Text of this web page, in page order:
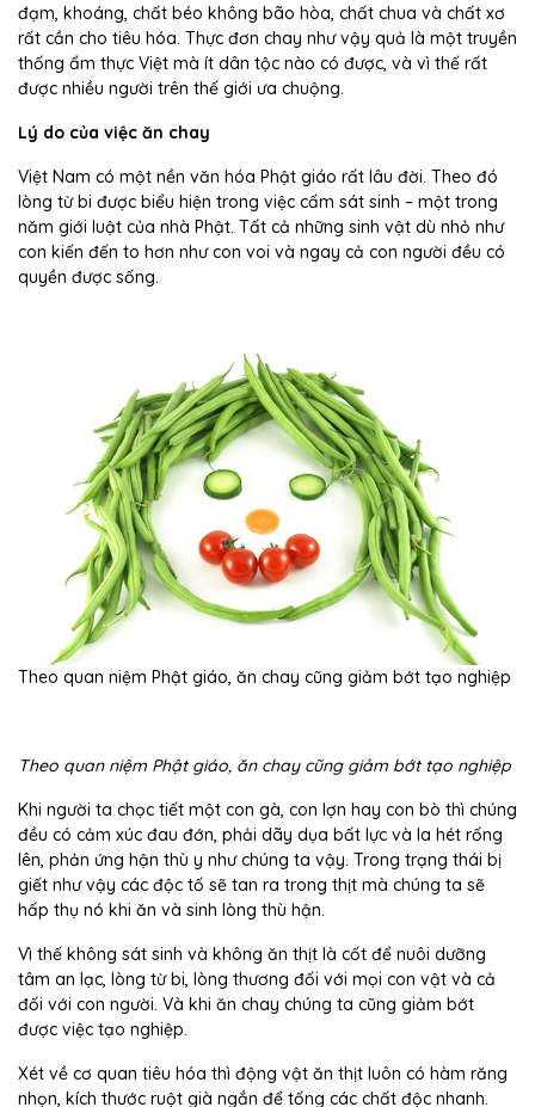
đạm, khoáng, chất béo không bão hòa, chất chua và chất xơ
rất cần cho tiêu hóa. Thực đơn chay như vậy quả là một truyền
thống ẩm thực Việt mà ít dân tộc nào có được, và vì thế rất
được nhiều người trên thế giới ưa chuộng.
Lý do của việc ăn chay
Việt Nam có một nền văn hóa Phật giáo rất lâu đời. Theo đó
lòng từ bi được biểu hiện trong việc cấm sát sinh – một trong
năm giới luật của nhà Phật. Tất cả những sinh vật dù nhỏ như
con kiến đến to hơn như con voi và ngay cả con người đều có
quyền được sống.
Theo quan niệm Phật giáo, ăn chay cũng giảm bớt tạo nghiệp
Theo quan niệm Phật giáo, ăn chay cũng giảm bớt tạo nghiệp
Khi người ta chọc tiết một con gà, con lợn hay con bò thì chúng
đều có cảm xúc đau đớn, phải dãy dụa bất lực và la hét rống
lên, phản ứng hận thù y như chúng ta vậy. Trong trạng thái bị
giết như vậy các độc tố sẽ tan ra trong thịt mà chúng ta sẽ
hấp thụ nó khi ăn và sinh lòng thù hận.
Vì thế không sát sinh và không ăn thịt là cốt để nuôi dưỡng
tâm an lạc, lòng từ bi, lòng thương đối với mọi con vật và cả
đối với con người. Và khi ăn chay chúng ta cũng giảm bớt
được việc tạo nghiệp.
Xét về cơ quan tiêu hóa thì động vật ăn thịt luôn có hàm răng
nhọn, kích thước ruột già ngắn để tống các chất độc nhanh.